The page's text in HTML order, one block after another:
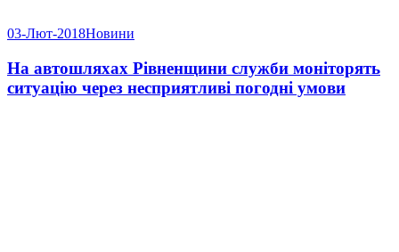
03-Лют-2018Новини
На автошляхах Рівненщини служби моніторять
ситуацію через несприятливі погодні умови